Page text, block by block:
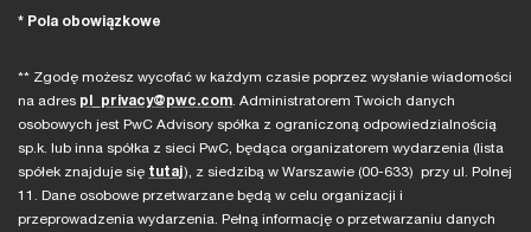
* Pola obowiązkowe
** Zgodę możesz wycofać w każdym czasie poprzez wysłanie wiadomości
na adres pl_privacy@pwc.com. Administratorem Twoich danych
osobowych jest PwC Advisory spółka z ograniczoną odpowiedzialnością
sp.k. lub inna spółka z sieci PwC, będąca organizatorem wydarzenia (lista
spółek znajduje się tutaj), z siedzibą w Warszawie (00-633) przy ul. Polnej
11. Dane osobowe przetwarzane będą w celu organizacji i
przeprowadzenia wydarzenia. Pełną informację o przetwarzaniu danych